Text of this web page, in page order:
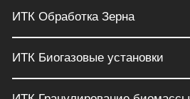
ИТК Обработка Зерна
ИТК Биогазовые установки